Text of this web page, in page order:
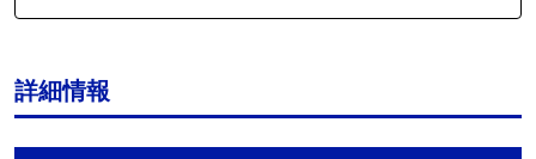
詳細情報